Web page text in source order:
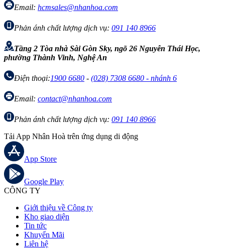
Email: hcmsales@nhanhoa.com
Phản ánh chất lượng dịch vụ: 091 140 8966
Tầng 2 Tòa nhà Sài Gòn Sky, ngõ 26 Nguyễn Thái Học,
phường Thành Vinh, Nghệ An
Điện thoại:1900 6680 - (028) 7308 6680 - nhánh 6
Email: contact@nhanhoa.com
Phản ánh chất lượng dịch vụ: 091 140 8966
Tải App Nhân Hoà trên ứng dụng di động
App Store
Google Play
CÔNG TY
Giới thiệu về Công ty
Kho giao diện
Tin tức
Khuyến Mãi
Liên hệ